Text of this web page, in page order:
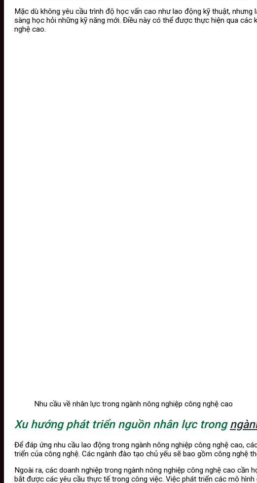
Mặc dù không yêu cầu trình độ học vấn cao như lao động kỹ thuật,
sàng học hỏi những kỹ năng mới. Điều này có thể được thực hiện qua
nghệ cao.
Nhu cầu về nhân lực trong ngành nông nghiệp công nghệ cao
Xu hướng phát triển nguồn nhân lực trong
Để đáp ứng nhu cầu lao động trong ngành nông nghiệp công nghệ cao,
triển của công nghệ. Các ngành đào tạo chủ yếu sẽ bao gồm công nghệ
Ngoài ra, các doanh nghiệp trong ngành nông nghiệp công nghệ cao
bắt được các yêu cầu thực tế trong công việc. Việc phát triển các mô